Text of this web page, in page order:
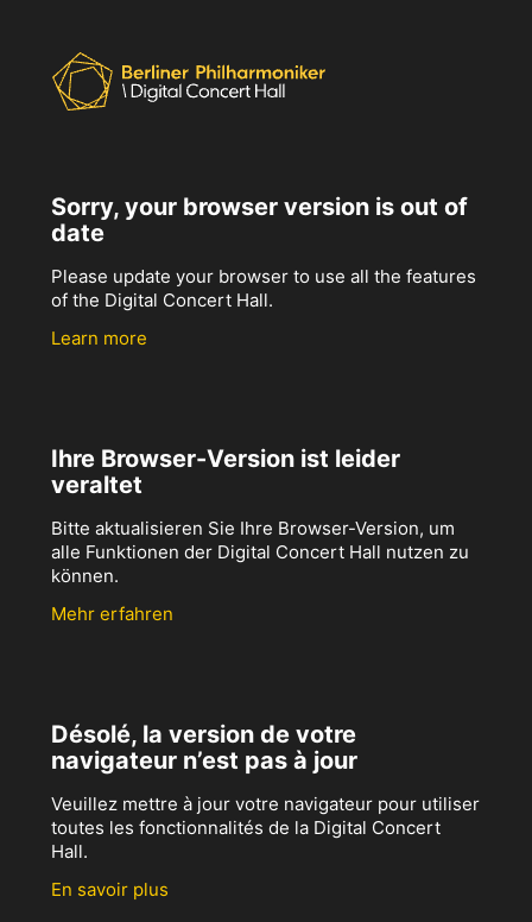
Sorry, your browser version is out of
date
Please update your browser to use all the features
of the Digital Concert Hall.
Learn more
Ihre Browser-Version ist leider
veraltet
Bitte aktualisieren Sie Ihre Browser-Version, um
alle Funktionen der Digital Concert Hall nutzen zu
können.
Mehr erfahren
Désolé, la version de votre
navigateur n’est pas à jour
Veuillez mettre à jour votre navigateur pour utiliser
toutes les fonctionnalités de la Digital Concert
Hall.
En savoir plus